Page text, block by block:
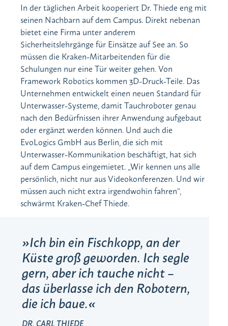
In der täglichen Arbeit kooperiert Dr. Thiede eng mit
seinen Nachbarn auf dem Campus. Direkt nebenan
bietet eine Firma unter anderem
Sicherheitslehrgänge für Einsätze auf See an. So
müssen die Kraken-Mitarbeitenden für die
Schulungen nur eine Tür weiter gehen. Von
Framework Robotics kommen 3D-Druck-Teile. Das
Unternehmen entwickelt einen neuen Standard für
Unterwasser-Systeme, damit Tauchroboter genau
nach den Bedürfnissen ihrer Anwendung aufgebaut
oder ergänzt werden können. Und auch die
EvoLogics GmbH aus Berlin, die sich mit
Unterwasser-Kommunikation beschäftigt, hat sich
auf dem Campus eingemietet. „Wir kennen uns alle
persönlich, nicht nur aus Videokonferenzen. Und wir
müssen auch nicht extra irgendwohin fahren“,
schwärmt Kraken-Chef Thiede.
Ich bin ein Fischkopp, an der
Küste groß geworden. Ich segle
gern, aber ich tauche nicht –
das überlasse ich den Robotern,
die ich baue.
DR. CARL THIEDE